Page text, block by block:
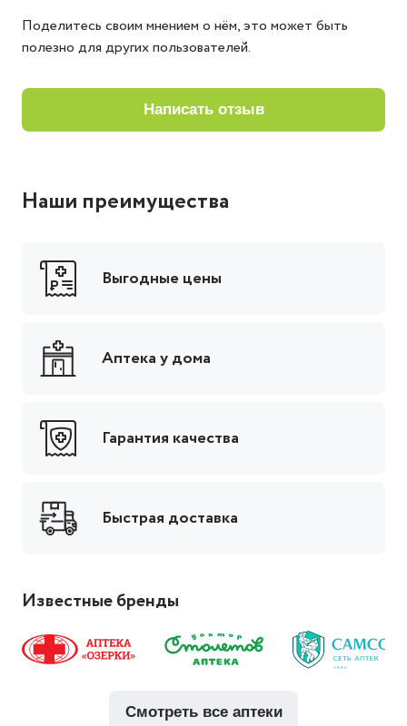
Поделитесь своим мнением о нём, это может быть
полезно для других пользователей.
написать отзыв
Наши преимущества
Выгодные цены
Аптека у дома
Гарантия качества
Быстрая доставка
Известные бренды
смотреть все аптеки